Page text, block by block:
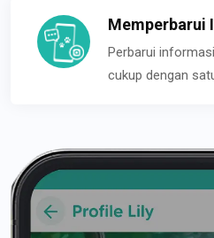
Memperbarui
Perbarui
cukup dengan